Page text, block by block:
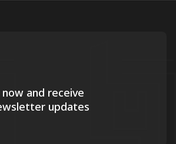
now and receive
updates